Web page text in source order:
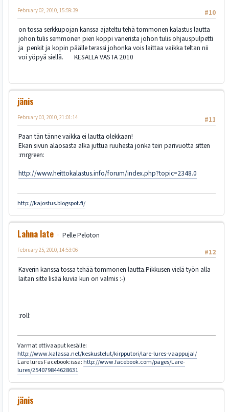
#10
February 02, 2010, 15:59:39
on tossa serkkupojan kanssa ajateltu tehä tommonen kalastus lautta
johon tulis semmonen pien koppi vanerista johon tulis ohjauspulpetti
ja penkit ja kopin päälle terassi johonka vois laittaa vaikka teltan nii
voi yöpyä siellä. KESÄLLÄ VASTA 2010
jänis
#11
February 03, 2010, 21:01:14
Paan tän tänne vaikka ei lautta olekkaan!
Ekan sivun alaosasta alka juttua ruuhesta jonka tein parivuotta sitten
:mrgreen:
http://www.heittokalastus.info/forum/index.php?topic=2348.0
http://kajostus.blogspot.fi/
Lahna late
Pelle Peloton
#12
February 25, 2010, 14:53:06
Kaverin kanssa tossa tehää tommonen lautta.Pikkusen vielä työn alla
laitan sitte lisää kuvia kun on valmis :-)
:roll:
Varmat ottivaaput kesälle:
http://www.kalassa.net/keskustelut/kirpputori/lare-lures-vaappuja!/
Lare lures Facebook:issa: http://www.facebook.com/pages/Lare-
lures/254079844628631
jänis